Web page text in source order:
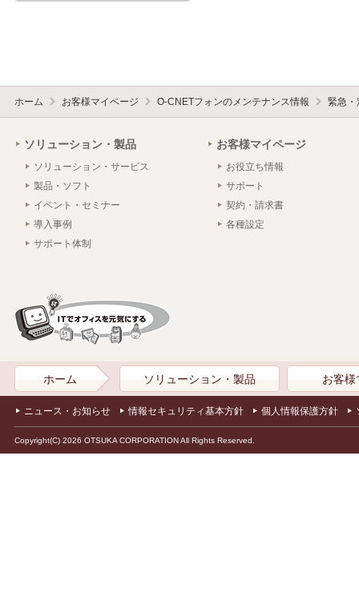
ホーム お客様マイページ O-CNETフォンのメンテナンス情報 緊急・
ソリューション・製品
ソリューション・サービス
製品・ソフト
イベント・セミナー
導入事例
サポート体制
お客様マイページ
お役立ち情報
サポート
契約・請求書
各種設定
ホーム ソリューション・製品 お客様
ニュース・お知らせ 情報セキュリティ基本方針 個人情報保護方針
Copyright(C) 2026 OTSUKA CORPORATION All Rights Reserved.